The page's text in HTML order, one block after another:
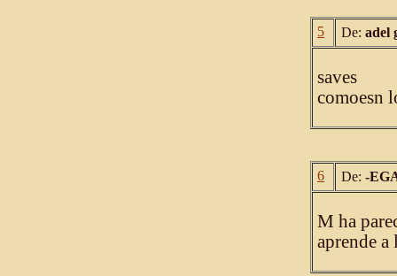
5 De: adel
saves
comoesn
6 De: -
M ha
aprende a